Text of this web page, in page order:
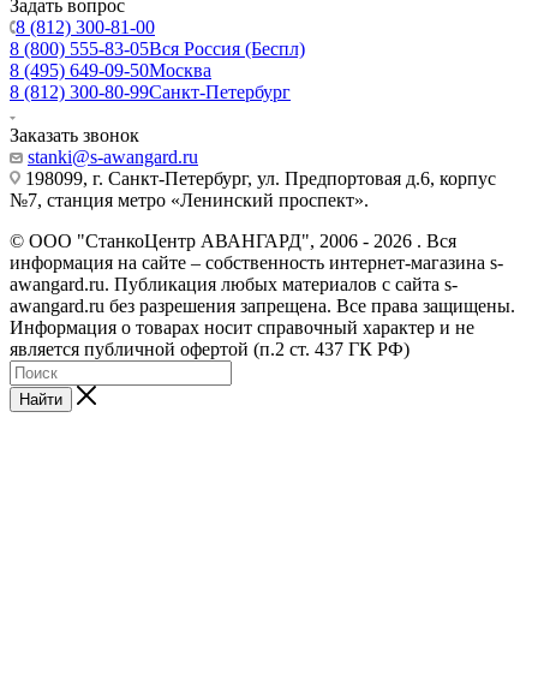
Задать вопрос
8 (812) 300-81-00
8 (800) 555-83-05Вся Россия (Беспл)
8 (495) 649-09-50Москва
8 (812) 300-80-99Санкт-Петербург
Заказать звонок
stanki@s-awangard.ru
198099, г. Санкт-Петербург, ул. Предпортовая д.6, корпус
№7, станция метро «Ленинский проспект».
© ООО "СтанкоЦентр АВАНГАРД", 2006 - 2026 . Вся
информация на сайте – собственность интернет-магазина s-
awangard.ru. Публикация любых материалов с сайта s-
awangard.ru без разрешения запрещена. Все права защищены.
Информация о товарах носит справочный характер и не
является публичной офертой (п.2 ст. 437 ГК РФ)
Найти